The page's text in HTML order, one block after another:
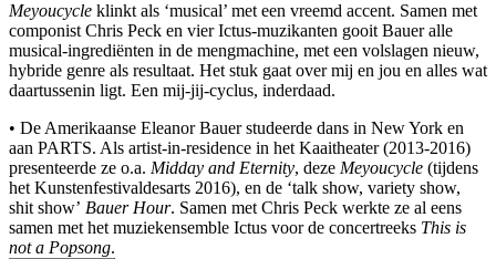
Meyoucycle klinkt als ‘musical’ met een vreemd accent. Samen met
componist Chris Peck en vier Ictus-muzikanten gooit Bauer alle
musical-ingrediënten in de mengmachine, met een volslagen nieuw,
hybride genre als resultaat. Het stuk gaat over mij en jou en alles wat
daartussenin ligt. Een mij-jij-cyclus, inderdaad.
• De Amerikaanse Eleanor Bauer studeerde dans in New York en
aan PARTS. Als artist-in-residence in het Kaaitheater (2013-2016)
presenteerde ze o.a. Midday and Eternity, deze Meyoucycle (tijdens
het Kunstenfestivaldesarts 2016), en de ‘talk show, variety show,
shit show’ Bauer Hour. Samen met Chris Peck werkte ze al eens
samen met het muziekensemble Ictus voor de concertreeks This is
not a Popsong.